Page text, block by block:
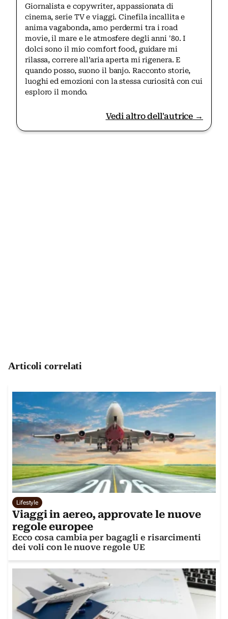
Giornalista e copywriter, appassionata di
cinema, serie TV e viaggi. Cinefila incallita e
anima vagabonda, amo perdermi tra i road
movie, il mare e le atmosfere degli anni '80. I
dolci sono il mio comfort food, guidare mi
rilassa, correre all’aria aperta mi rigenera. E
quando posso, suono il banjo. Racconto storie,
luoghi ed emozioni con la stessa curiosità con cui
esploro il mondo.
Vedi altro dell'autrice →
Articoli correlati
Lifestyle
Viaggi in aereo, approvate le nuove
regole europee
Ecco cosa cambia per bagagli e risarcimenti
dei voli con le nuove regole UE